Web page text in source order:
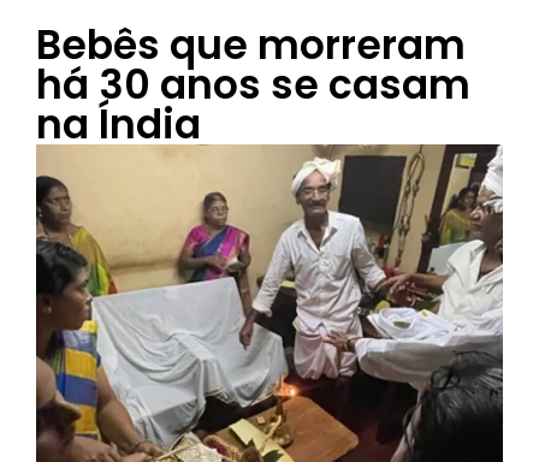
Bebês que morreram
há 30 anos se casam
na Índia